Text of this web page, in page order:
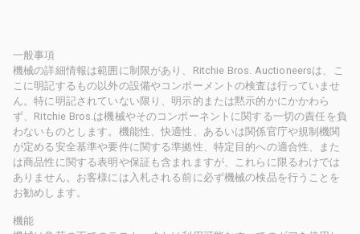
一般事項
機械の詳細情報は範囲に制限があり、Ritchie Bros. Auctioneersは、こ
こに明記するもの以外の設備やコンポーメントの検査は行っていませ
ん。特に明記されていない限り、明示的または黙示的かにかかわら
ず、Ritchie Bros.は機械やそのコンポーネントに関する一切の責任を負
わないものとします。機能性、快適性、あるいは関係官庁や規制機関
が定める安全基準や要件に関する準拠性、特定目的への適合性、また
は商品性に関する表明や保証も含まれますが、これらに限るわけでは
ありません。お客様には入札される前に必ず機械の検品を行うことを
お勧めします。
機能